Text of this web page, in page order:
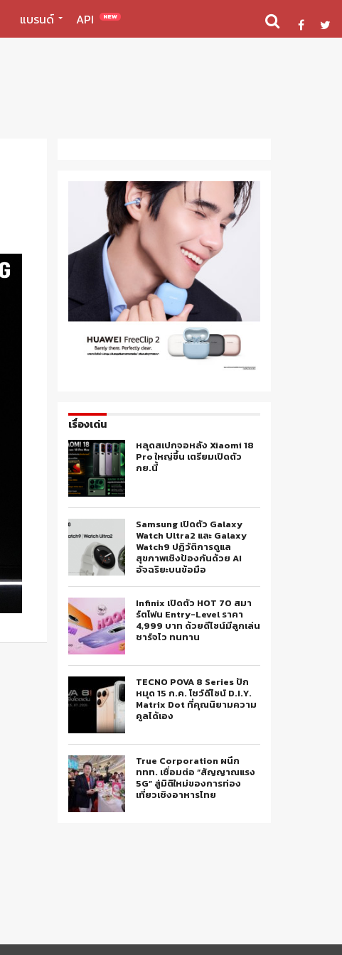
แบรนด์ API NEW
เรื่องเด่น
หลุดสเปกจอหลัง Xiaomi 18
Pro ใหญ่ขึ้น เตรียมเปิดตัว
กย.นี้
Samsung เปิดตัว Galaxy
Watch Ultra2 และ Galaxy
Watch9 ปฏิวัติการดูแล
สุขภาพเชิงป้องกันด้วย AI
อัจฉริยะบนข้อมือ
Infinix เปิดตัว HOT 70 สมา
ร์ตโฟน Entry-Level ราคา
4,999 บาท ด้วยดีไซน์มีลูกเล่น
ชาร์จไว ทนทาน
TECNO POVA 8 Series ปัก
หมุด 15 ก.ค. โชว์ดีไซน์ D.I.Y.
Matrix Dot ที่คุณนิยามความ
คูลได้เอง
True Corporation ผนึก
ททท. เชื่อมต่อ “สัญญาณแรง
5G” สู่มิติใหม่ของการท่อง
เที่ยวเชิงอาหารไทย